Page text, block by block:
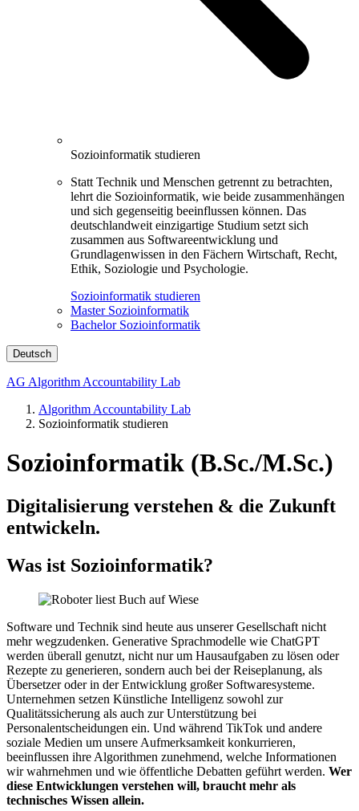
Sozioinformatik studieren
Statt Technik und Menschen getrennt zu betrachten,
lehrt die Sozioinformatik, wie beide zusammenhängen
und sich gegenseitig beeinflussen können. Das
deutschlandweit einzigartige Studium setzt sich
zusammen aus Softwareentwicklung und
Grundlagenwissen in den Fächern Wirtschaft, Recht,
Ethik, Soziologie und Psychologie.
Sozioinformatik studieren
Master Sozioinformatik
Bachelor Sozioinformatik
Deutsch
AG Algorithm Accountability Lab
Algorithm Accountability Lab
Sozioinformatik studieren
Sozioinformatik (B.Sc./M.Sc.)
Digitalisierung verstehen & die Zukunft
entwickeln.
Was ist Sozioinformatik?
Software und Technik sind heute aus unserer Gesellschaft nicht
mehr wegzudenken. Generative Sprachmodelle wie ChatGPT
werden überall genutzt, nicht nur um Hausaufgaben zu lösen oder
Rezepte zu generieren, sondern auch bei der Reiseplanung, als
Übersetzer oder in der Entwicklung großer Softwaresysteme.
Unternehmen setzen Künstliche Intelligenz sowohl zur
Qualitätssicherung als auch zur Unterstützung bei
Personalentscheidungen ein. Und während TikTok und andere
soziale Medien um unsere Aufmerksamkeit konkurrieren,
beeinflussen ihre Algorithmen zunehmend, welche Informationen
wir wahrnehmen und wie öffentliche Debatten geführt werden. Wer
diese Entwicklungen verstehen will, braucht mehr als
technisches Wissen allein.